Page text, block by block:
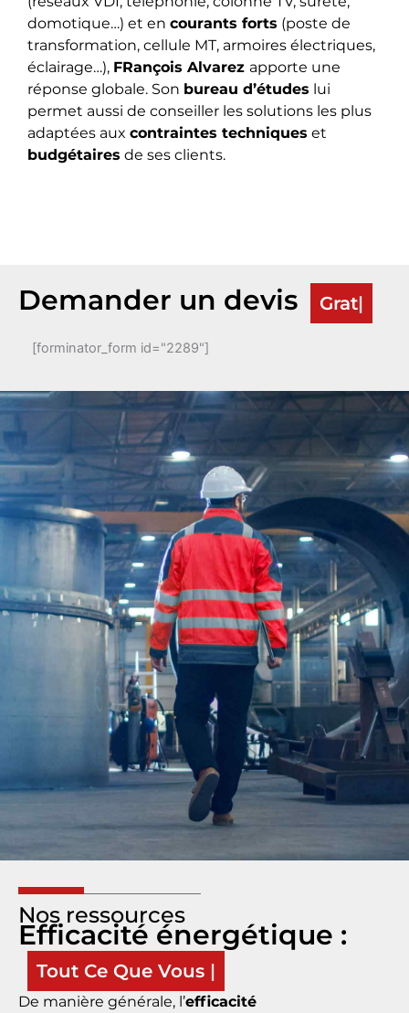
domotique…) et en courants forts (poste de
transformation, cellule MT, armoires électriques,
éclairage…), FRançois Alvarez apporte une
réponse globale. Son bureau d’études lui
permet aussi de conseiller les solutions les plus
adaptées aux contraintes techniques et
budgétaires de ses clients.
Demander un devis
Nos ressources
Efficacité énergétique :
Tout Ce Que Vous Devez Savoir !